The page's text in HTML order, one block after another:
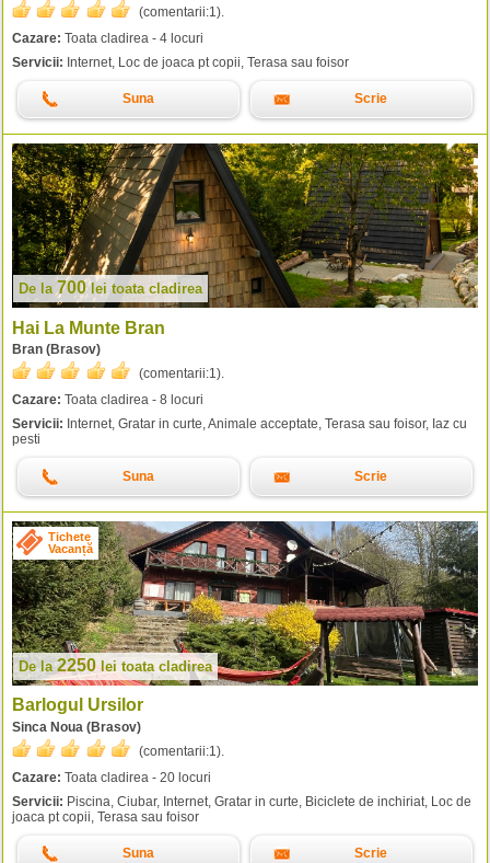
(comentarii:1 ).
Cazare: Toata cladirea - 4 locuri
Servicii: Internet, Loc de joaca pt copii, Terasa sau foisor
Suna Scrie
De la 700leitoata cladirea
Hai La Munte Bran
Bran (Brasov)
(comentarii:1).
Cazare: Toata cladirea - 8 locuri
Servicii: Internet, Gratar in curte, Animale acceptate, Terasa sau foisor, Iaz cu
pesti
Suna Scrie
Tichete
Vacanță
De la 2250 lei toata cladirea
Barlogul Ursilor
Sinca Noua (Brasov)
(comentarii:1).
Cazare: Toata cladirea - 20 locuri
Servicii: Piscina, Ciubar, Internet, Gratar in curte, Biciclete de inchiriat, Loc de
joaca pt copii, Terasa sau foisor
Suna Scrie